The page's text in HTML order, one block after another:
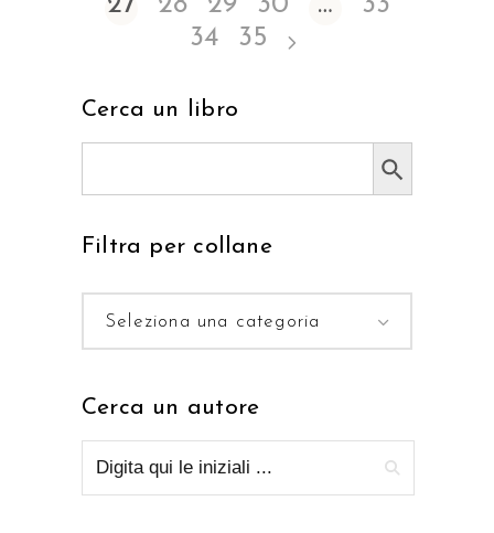
34
35
Cerca un libro
Search Button
Filtra per collane
Seleziona una categoria
Cerca un autore